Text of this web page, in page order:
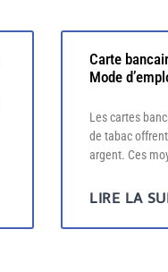
Carte
Mode
Les cartes
de tabac
argent. Ces
LIRE LA